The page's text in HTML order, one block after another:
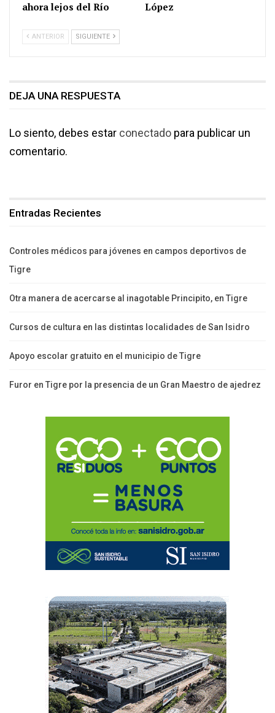
ahora lejos del Río López
ANTERIOR SIGUIENTE
DEJA UNA RESPUESTA
Lo siento, debes estar conectado para publicar un
comentario.
Entradas Recientes
Controles médicos para jóvenes en campos deportivos de
Tigre
Otra manera de acercarse al inagotable Principito, en Tigre
Cursos de cultura en las distintas localidades de San Isidro
Apoyo escolar gratuito en el municipio de Tigre
Furor en Tigre por la presencia de un Gran Maestro de ajedrez